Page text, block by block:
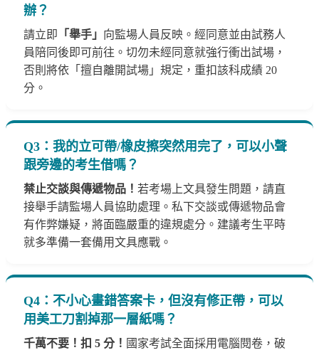
辦？
請立即 「舉手」 向監場人員反映。經同意並由試務人
員陪同後即可前往。切勿未經同意就強行衝出試場，
否則將依「擅自離開試場」規定，重扣該科成績 20
分。
Q3：我的立可帶/橡皮擦突然用完了，可以小聲
跟旁邊的考生借嗎？
禁止交談與傳遞物品！ 若考場上文具發生問題，請直
接舉手請監場人員協助處理。私下交談或傳遞物品會
有作弊嫌疑，將面臨嚴重的違規處分。建議考生平時
就多準備一套備用文具應戰。
Q4：不小心畫錯答案卡，但沒有修正帶，可以
用美工刀割掉那一層紙嗎？
千萬不要！扣 5 分！ 國家考試全面採用電腦閱卷，破